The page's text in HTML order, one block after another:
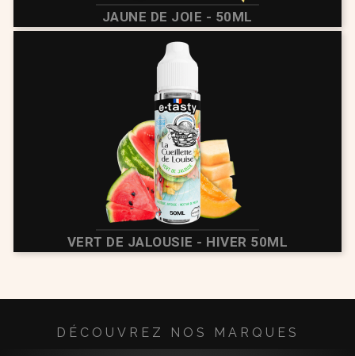
JAUNE DE JOIE - 50ML
VERT DE JALOUSIE - HIVER 50ML
DÉCOUVREZ NOS MARQUES